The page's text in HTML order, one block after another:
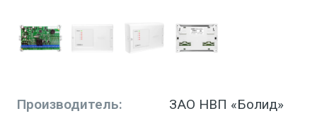
Производитель:
ЗАО НВП «Болид»